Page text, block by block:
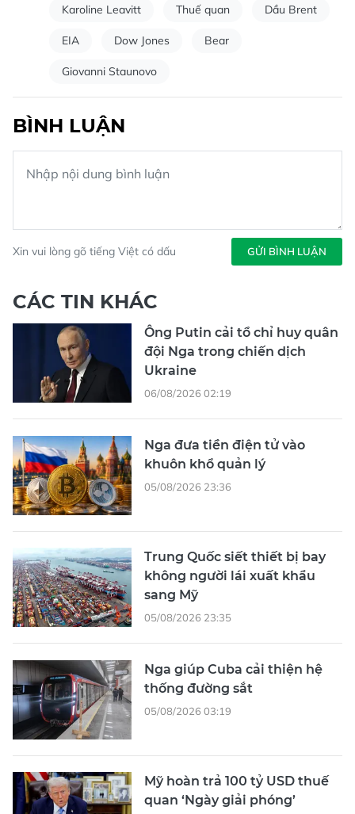
Karoline Leavitt Thuế quan Dầu Brent
EIA Dow Jones Bear
Giovanni Staunovo
BÌNH LUẬN
Xin vui lòng gõ tiếng Việt có dấu GỬI BÌNH LUẬN
CÁC TIN KHÁC
Ông Putin cải tổ chỉ huy quân
đội Nga trong chiến dịch
Ukraine
06/08/2026 02:19
Nga đưa tiền điện tử vào
khuôn khổ quản lý
05/08/2026 23:36
Trung Quốc siết thiết bị bay
không người lái xuất khẩu
sang Mỹ
05/08/2026 23:35
Nga giúp Cuba cải thiện hệ
thống đường sắt
05/08/2026 03:19
Mỹ hoàn trả 100 tỷ USD thuế
quan ‘Ngày giải phóng’